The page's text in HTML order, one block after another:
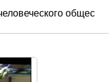
общес